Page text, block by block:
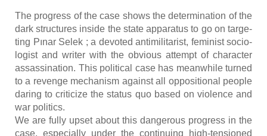
The pro­gress of the case shows the deter­mi­na­tion of the
dark struc­tures inside the state appa­ra­tus to go on tar­ge­
ting Pınar Selek ; a devo­ted anti­mi­li­ta­rist, femi­nist socio­
lo­gist and wri­ter with the obvious attempt of cha­rac­ter
assas­si­na­tion. This poli­ti­cal case has meanw­hile tur­ned
to a revenge mecha­nism against all oppo­si­tio­nal people
daring to cri­ti­cize the sta­tus quo based on vio­lence and
war poli­tics.
We are ful­ly upset about this dan­ge­rous pro­gress in the
case, espe­cial­ly under the conti­nuing high-ten­sio­ned